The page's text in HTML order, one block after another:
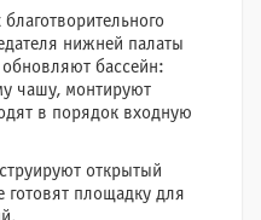
нижней палаты
обновляют бассейн:
чашу, монтируют
в порядок входную
открытый
готовят площадку для